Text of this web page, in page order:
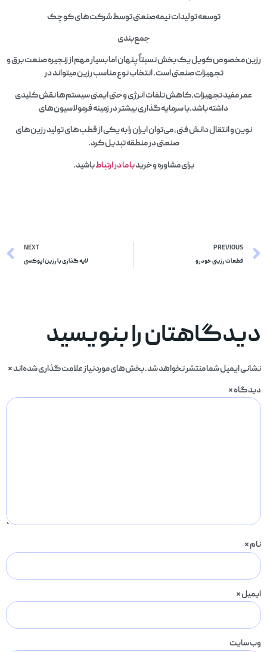
توسعه تولیدات نیمه‌صنعتی توسط شرکت‌های کوچک
جمع‌بندی
رزین مخصوص کویل یک بخش نسبتاً پنهان اما بسیار مهم از زنجیره صنعت برق و
تجهیزات صنعتی است. انتخاب نوع مناسب رزین میتواند در
عمر مفید تجهیزات،کاهش تلفات انرژی وحتی ایمنی سیستم‌ها نقش کلیدی
داشته باشد.با سرمایه‌گذاری بیشتر در زمینه فرمولاسیون‌های
نوین و انتقال دانش فنی، می‌توان ایران را به یکی از قطب‌های تولید رزین‌های
صنعتی در منطقه تبدیل کرد.
برای مشاوره وخریدبا ما در ارتباطباشید.
PREVIOUS
قطعات رزینی خودرو
NEXT
لایه گذاری با رزین اپوکسی
دیدگاهتان را بنویسید
نشانی ایمیل شما منتشر نخواهد شد.بخش‌های موردنیاز علامت‌گذاری شده‌اند*
دیدگاه*
نام*
ایمیل*
وب‌ سایت